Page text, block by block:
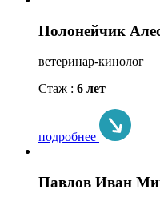
Полонейчик
ветеринар-кинолог
Стаж : 6 лет
подробнее
Павлов Иван